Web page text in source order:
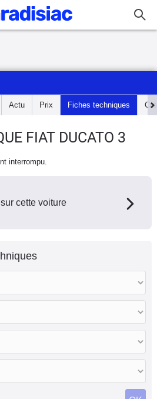
Actu Prix Fiches techniques
FIAT DUCATO 3
interrompu.
cette voiture